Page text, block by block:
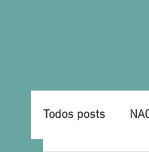
Todos posts